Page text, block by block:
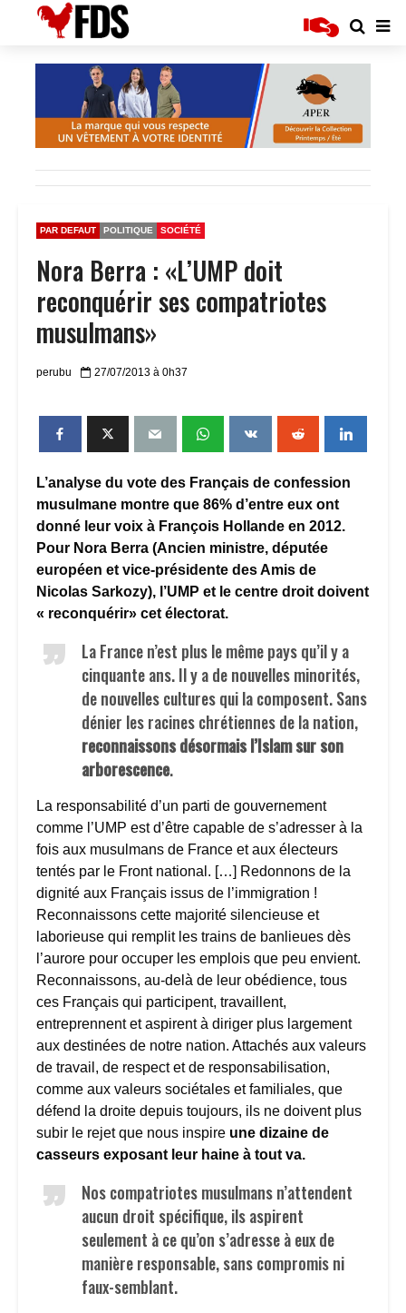
PAR DEFAUT POLITIQUE SOCIÉTÉ
Nora Berra : «L’UMP doit
reconquérir ses compatriotes
musulmans»
perubu 27/07/2013 à 0h37
L’analyse du vote des Français de confession
musulmane montre que 86% d’entre eux ont
donné leur voix à François Hollande en 2012.
Pour Nora Berra (Ancien ministre, députée
européen et vice-présidente des Amis de
Nicolas Sarkozy), l’UMP et le centre droit doivent
« reconquérir» cet électorat.
La France n’est plus le même pays qu’il y a
cinquante ans. Il y a de nouvelles minorités,
de nouvelles cultures qui la composent. Sans
dénier les racines chrétiennes de la nation,
reconnaissons désormais l’Islam sur son
arborescence.
La responsabilité d’un parti de gouvernement
comme l’UMP est d’être capable de s’adresser à la
fois aux musulmans de France et aux électeurs
tentés par le Front national. […] Redonnons de la
dignité aux Français issus de l’immigration !
Reconnaissons cette majorité silencieuse et
laborieuse qui remplit les trains de banlieues dès
l’aurore pour occuper les emplois que peu envient.
Reconnaissons, au-delà de leur obédience, tous
ces Français qui participent, travaillent,
entreprennent et aspirent à diriger plus largement
aux destinées de notre nation. Attachés aux valeurs
de travail, de respect et de responsabilisation,
comme aux valeurs sociétales et familiales, que
défend la droite depuis toujours, ils ne doivent plus
subir le rejet que nous inspire une dizaine de
casseurs exposant leur haine à tout va.
Nos compatriotes musulmans n’attendent
aucun droit spécifique, ils aspirent
seulement à ce qu’on s’adresse à eux de
manière responsable, sans compromis ni
faux-semblant.